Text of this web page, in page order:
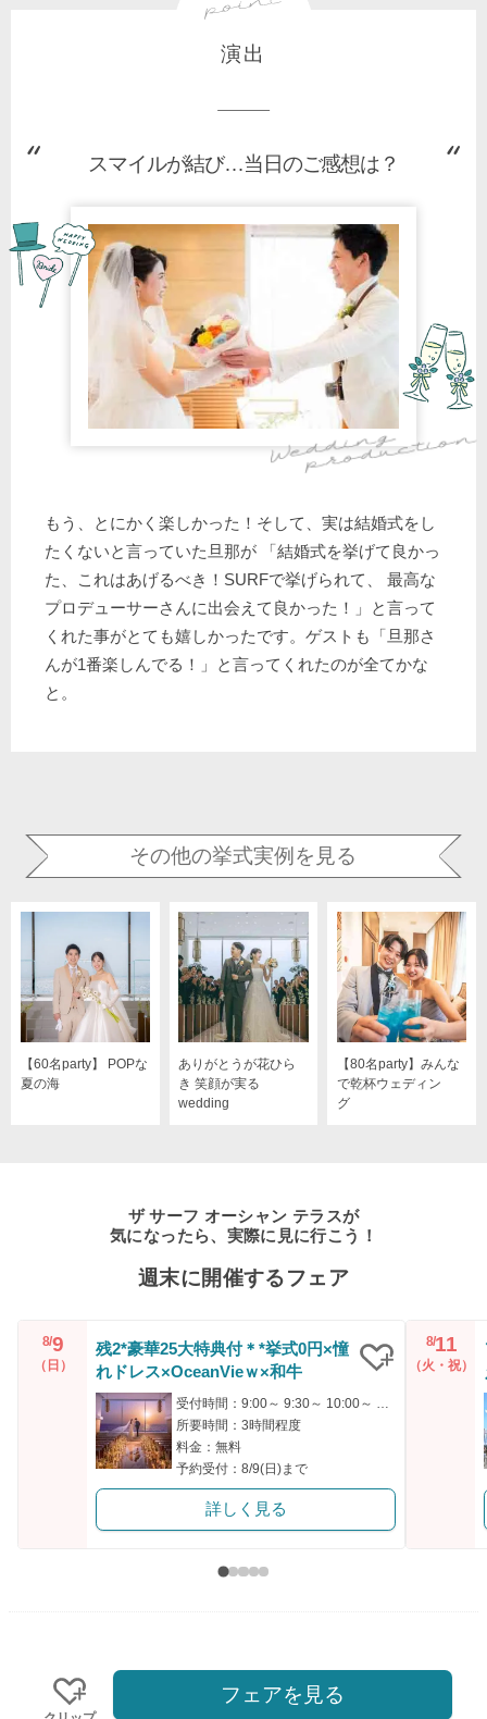
演出
スマイルが結び…当日のご感想は？
もう、とにかく楽しかった！そして、実は結婚式をし
たくないと言っていた旦那が 「結婚式を挙げて良かっ
た、これはあげるべき！SURFで挙げられて、 最高な
プロデューサーさんに出会えて良かった！」と言って
くれた事がとても嬉しかったです。ゲストも「旦那さ
んが1番楽しんでる！」と言ってくれたのが全てかな
と。
その他の挙式実例を見る
【60名party】 POPな
夏の海
ありがとうが花ひら
き 笑顔が実る
wedding
【80名party】みんな
で乾杯ウェディン
グ
ザ サーフ オーシャン テラスが
気になったら、実際に見に行こう！
週末に開催するフェア
8/9
（日）
残2*豪華25大特典付＊*挙式0円×憧
れドレス×OceanVieｗ×和牛
受付時間：9:00～ 9:30～ 10:00～ 14:00～ 14:30～
所要時間：3時間程度
料金：無料
予約受付：8/9(日)まで
詳しく見る
8/11
（火・祝）
フェアを見る